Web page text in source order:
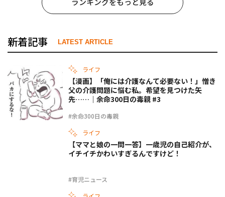
新着記事 LATEST ARTICLE
ライフ
#余命300日の毒親
【漫画】「俺には介護なんて必要ない！」憎き
父の介護問題に悩む私。希望を見つけた矢
先……｜余命300日の毒親 #3
ライフ
#育児ニュース
【ママと娘の一問一答】一歳児の自己紹介が、
イチイチかわいすぎるんですけど！